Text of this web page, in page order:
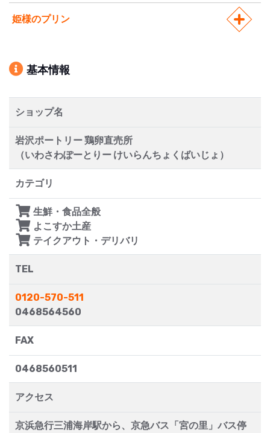
姫様のプリン
基本情報
ショップ名
岩沢ポートリー 鶏卵直売所
（いわさわぽーとりー けいらんちょくばいじょ）
カテゴリ
生鮮・食品全般
よこすか土産
テイクアウト・デリバリ
TEL
0120-570-511
0468564560
FAX
0468560511
アクセス
京浜急行三浦海岸駅から、京急バス「宮の里」バス停